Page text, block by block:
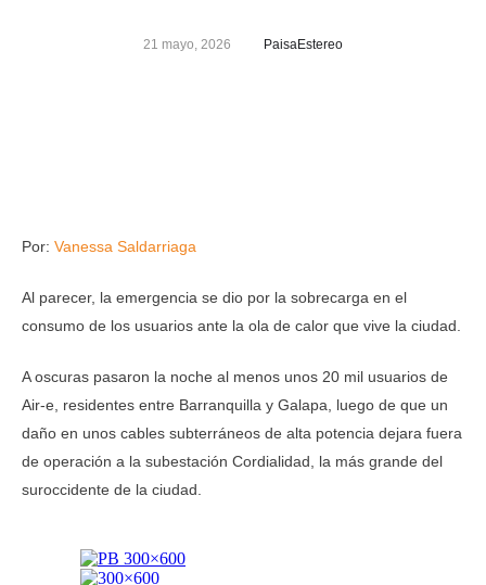
21 mayo, 2026 PaisaEstereo
Por: Vanessa Saldarriaga
Al parecer, la emergencia se dio por la sobrecarga en el
consumo de los usuarios ante la ola de calor que vive la ciudad.
A oscuras pasaron la noche al menos unos 20 mil usuarios de
Air-e, residentes entre Barranquilla y Galapa, luego de que un
daño en unos cables subterráneos de alta potencia dejara fuera
de operación a la subestación Cordialidad, la más grande del
suroccidente de la ciudad.